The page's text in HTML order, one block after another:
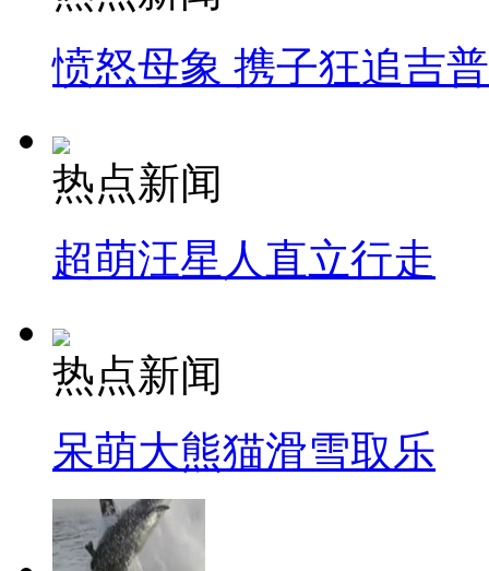
愤怒母象 携子狂追吉
热点新闻
超萌汪星人直立行走
热点新闻
呆萌大熊猫滑雪取乐